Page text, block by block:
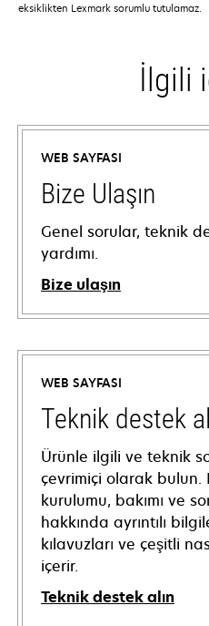
eksiklikten Lexmark sorumlu tutulamaz.
İlgili
WEB SAYFASI
Bize Ulaşın
Genel sorular, teknik
yardımı.
Bize ulaşın
WEB SAYFASI
Teknik destek
Ürünle ilgili ve teknik
çevrimiçi olarak bulun.
kurulumu, bakımı ve
hakkında ayrıntılı
kılavuzları ve çeşitli
içerir.
Teknik destek alın